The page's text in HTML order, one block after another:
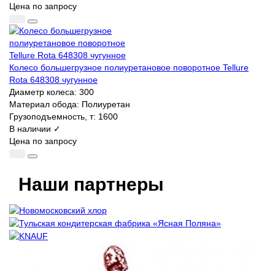
Цена по запросу
Колесо большегрузное полиуретановое поворотное Tellure
Rota 648308 чугунное
Диаметр колеса: 300
Материал обода: Полиуретан
Грузоподъемность, т: 1600
В наличии ✓
Цена по запросу
Наши партнеры